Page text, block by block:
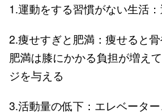
1.運動をする習慣がない生活
2.痩せすぎと肥満：痩せると
肥満は膝にかかる負担が増え
ジを与える
3.活動量の低下：エレベーター